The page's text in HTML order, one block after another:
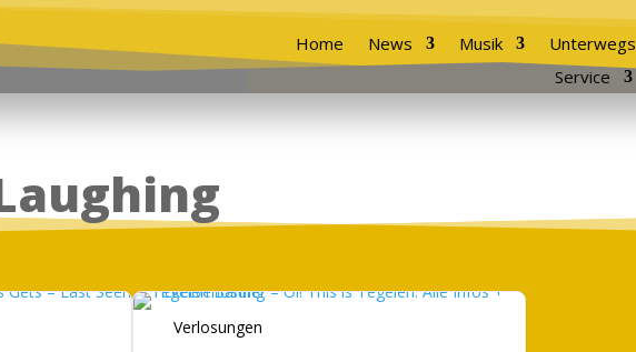
Home News Musik Unterwegs
Service
Verlosungen